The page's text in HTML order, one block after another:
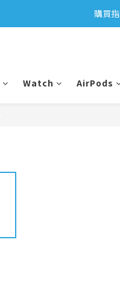
Watch AirPods